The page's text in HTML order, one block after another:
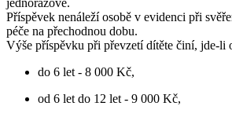
Příspěvek nenáleží osobě v evidenci při
péče na přechodnou dobu.
Výše příspěvku při převzetí dítěte činí, jde-li
do 6 let - 8 000 Kč,
od 6 let do 12 let - 9 000 Kč,